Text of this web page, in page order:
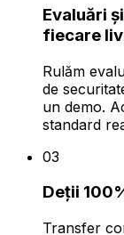
Evaluări
fiecare
Rulăm
de
un demo.
standard
03
Deții
Transfer